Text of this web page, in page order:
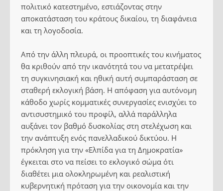
πολιτικό κατεστημένο, εστιάζοντας στην
αποκατάσταση του κράτους δικαίου, τη διαφάνεια
και τη λογοδοσία.
Από την άλλη πλευρά, οι προοπτικές του κινήματος
θα κριθούν από την ικανότητά του να μετατρέψει
τη συγκινησιακή και ηθική αυτή συμπαράσταση σε
σταθερή εκλογική βάση. Η απόφαση για αυτόνομη
κάθοδο χωρίς κομματικές συνεργασίες ενισχύει το
αντισυστημικό του προφίλ, αλλά παράλληλα
αυξάνει τον βαθμό δυσκολίας στη στελέχωση και
την ανάπτυξη ενός πανελλαδικού δικτύου. Η
πρόκληση για την «Ελπίδα για τη Δημοκρατία»
έγκειται στο να πείσει το εκλογικό σώμα ότι
διαθέτει μια ολοκληρωμένη και ρεαλιστική
κυβερνητική πρόταση για την οικονομία και την